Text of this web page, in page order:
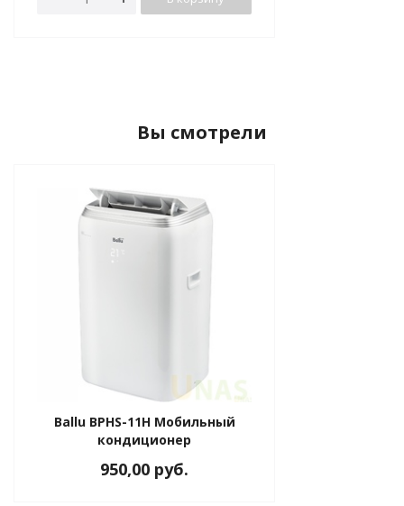
Вы смотрели
Ballu BPHS-11H Мобильный
кондиционер
950,00 руб.